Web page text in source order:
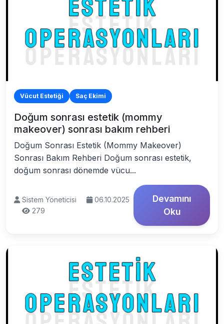
Vücut Estetiği Saç Ekimi
Doğum sonrası estetik (mommy
makeover) sonrası bakım rehberi
Doğum Sonrası Estetik (Mommy Makeover)
Sonrası Bakım Rehberi Doğum sonrası estetik,
doğum sonrası dönemde vücu...
Sistem Yöneticisi
06.10.2025
279
Devamını
Oku